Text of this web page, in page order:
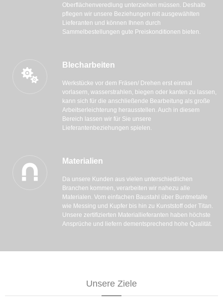
Oberflächenveredlung unterziehen müssen. Deshalb
pflegen wir unsere Beziehungen mit ausgewählten
Lieferanten und können Ihnen durch
Sammelbestellungen gute Preiskonditionen bieten.
Blecharbeiten
Werkstücke vor dem Fräsen/ Drehen erst einmal
vorlasern, wasserstrahlen, biegen oder kanten zu lassen,
kann sich für die anschließende Bearbeitung als große
Arbeitserleichterung herausstellen. Auch in diesem
Bereich lassen wir für Sie unsere
Lieferantenbeziehungen spielen.
Materialien
Da unsere Kunden aus vielen unterschiedlichen
Branchen kommen, verarbeiten wir nahezu alle
Materialen. Vom einfachen Baustahl über Buntmetalle
wie Messing und Kupfer bis hin zu Kunststoff oder Titan.
Unsere zertifizierten Materiallieferanten haben höchste
Ansprüche und liefern dementsprechend hohe Qualität.
Unsere Ziele